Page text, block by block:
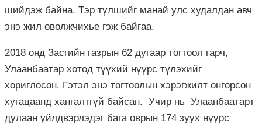
шийдэж байна. Тэр түлшийг манай улс худалдан авч
энэ жил өвөлжчихье гэж байгаа.
2018 онд Засгийн газрын 62 дугаар тогтоол гарч,
Улаанбаатар хотод түүхий нүүрс түлэхийг
хориглосон. Гэтэл энэ тогтоолын хэрэгжилт өнгөрсөн
хугацаанд хангалтгүй байсан. Учир нь Улаанбаатарт
дулаан үйлдвэрлэдэг бага оврын 174 зуух нүүрс